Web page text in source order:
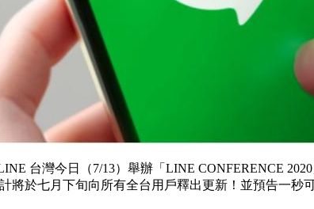
台灣今日（7/13）舉辦「LINE CONFERENCE
計將於七月下旬向所有全台用戶釋出更新！並預告一